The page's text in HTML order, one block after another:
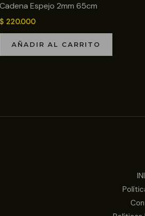
Cadena Espejo 2mm 65cm
$ 220.000
AÑADIR AL CARRITO